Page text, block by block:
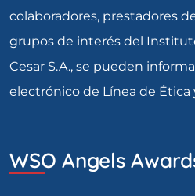
colaboradores, prestadores
grupos de interés del
Cesar S.A., se pueden
electrónico de Línea de Ética
WSO Angels